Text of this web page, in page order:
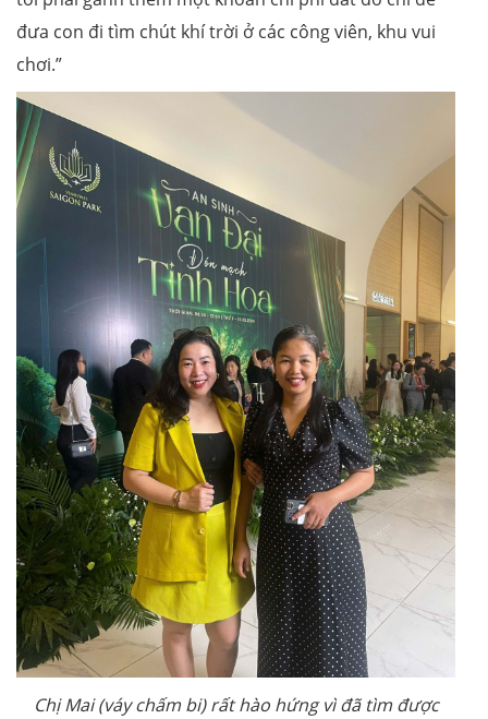
đưa con đi tìm chút khí trời ở các công viên, khu vui
chơi.”
Chị Mai (váy chấm bi) rất hào hứng vì đã tìm được